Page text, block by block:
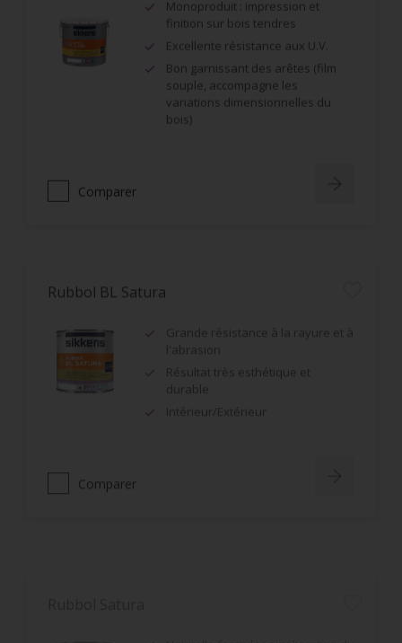
Monoproduit : impression et
finition sur bois tendres
Excellente résistance aux U.V.
Bon garnissant des arêtes (film
souple, accompagne les
variations dimensionnelles du
bois)
Comparer
l'abrasion
Résultat très esthétique et
durable
Intérieur/Extérieur